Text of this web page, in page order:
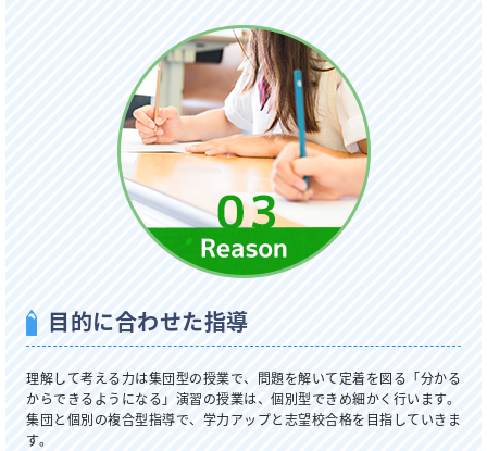
目的に合わせた指導
理解して考える力は集団型の授業で、問題を解いて定着を図る「分かる
からできるようになる」演習の授業は、個別型できめ細かく行います。
集団と個別の複合型指導で、学力アップと志望校合格を目指していきま
す。